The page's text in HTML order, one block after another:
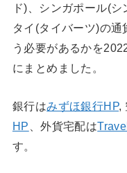
ド)、シンガポール(シ
タイ(タイバーツ)の
う必要があるかを
にまとめました。
銀行はみずほ銀行HP,
HP 、外貨宅配は
す。